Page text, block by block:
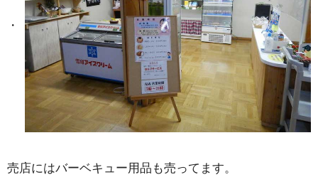
売店にはバーベキュー用品も売ってます。